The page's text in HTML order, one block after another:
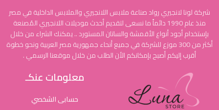
شركة لونا لانجيري رواد صناعة ملابس اللانجيري والملابس الداخلية في مصر
منذ عام 1990 دائماً ما نسعى لتقديم أحدث موديلات اللانجيري المُصنعة
بإستخدام أجود أنواع الأقمشة والساتان المستورد .. يمكنك الشراء من خلال
أكثر من 300 موزع للشركة في جميع أنحاء جمهورية مصر العربية ونحو خطوة
أقرب إليكم أصبح بإمكانكم الأن الطلب من خلال موقعنا الرسمي .
معلومات عنكـ
حسابى الشخصي